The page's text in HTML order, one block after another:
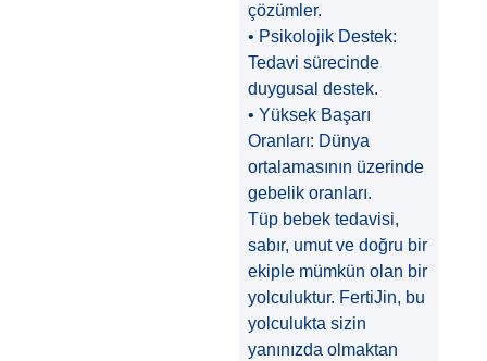
çözümler.
• Psikolojik Destek:
Tedavi sürecinde
duygusal destek.
• Yüksek Başarı
Oranları: Dünya
ortalamasının üzerinde
gebelik oranları.
Tüp bebek tedavisi,
sabır, umut ve doğru bir
ekiple mümkün olan bir
yolculuktur. FertiJin, bu
yolculukta sizin
yanınızda olmaktan